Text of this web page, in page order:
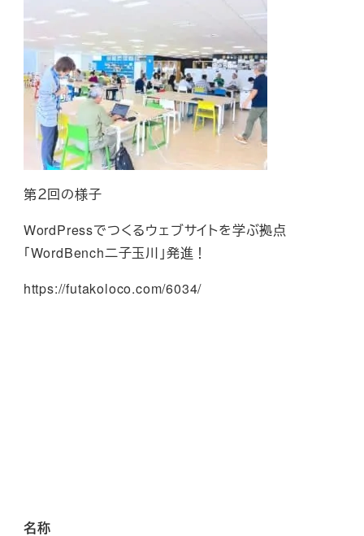
第２回の様子
WordPressでつくるウェブサイトを学ぶ拠点
「WordBench二子玉川」発進！
https://futakoloco.com/6034/
名称